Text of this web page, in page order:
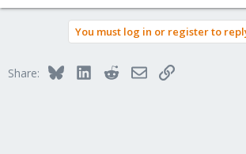
You must log in or register to
Share: BlueskyLinkedInRedditEmailLink